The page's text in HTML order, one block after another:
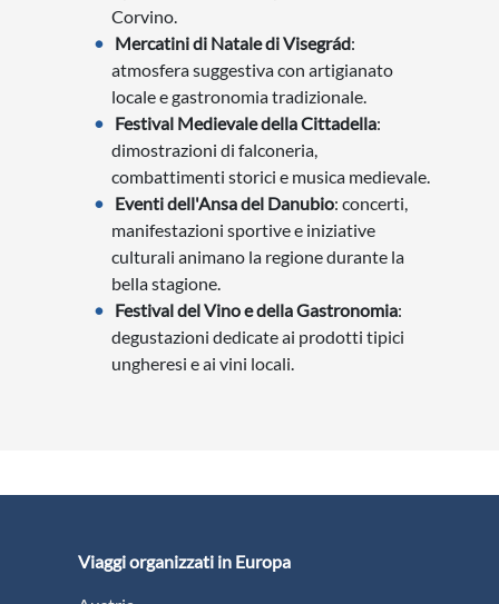
Corvino.
Mercatini di Natale di Visegrád:
atmosfera suggestiva con artigianato
locale e gastronomia tradizionale.
Festival Medievale della Cittadella:
dimostrazioni di falconeria,
combattimenti storici e musica medievale.
Eventi dell'Ansa del Danubio: concerti,
manifestazioni sportive e iniziative
culturali animano la regione durante la
bella stagione.
Festival del Vino e della Gastronomia:
degustazioni dedicate ai prodotti tipici
ungheresi e ai vini locali.
Viaggi organizzati in Europa